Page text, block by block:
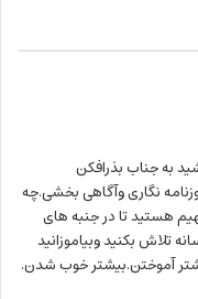
به جناب بذرافکن
نگاری وآگاهی بخشی.چه
هستید تا در جنبه های
تلاش بکنید وبیاموزانید
آموختن.بیشتر خوب شدن.